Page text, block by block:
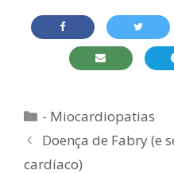
Categorias
- Miocardiopatias
Doença de Fabry (e
cardíaco)